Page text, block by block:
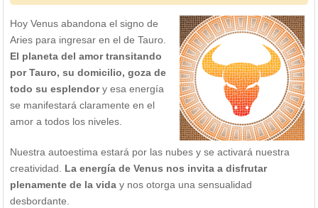
Hoy Venus abandona el signo de
Aries para ingresar en el de Tauro.
El planeta del amor transitando
por Tauro, su domicilio, goza de
todo su esplendory esa energía
se manifestará claramente en el
amor a todos los niveles.
Nuestra autoestima estará por las nubes y se activará nuestra
creatividad. La energía de Venus nos invita a disfrutar
plenamente de la viday nos otorga una sensualidad
desbordante.